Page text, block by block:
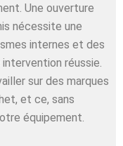
Une ouverture
nécessite une
internes et des
réussie.
sur des marques
et ce, sans
équipement.